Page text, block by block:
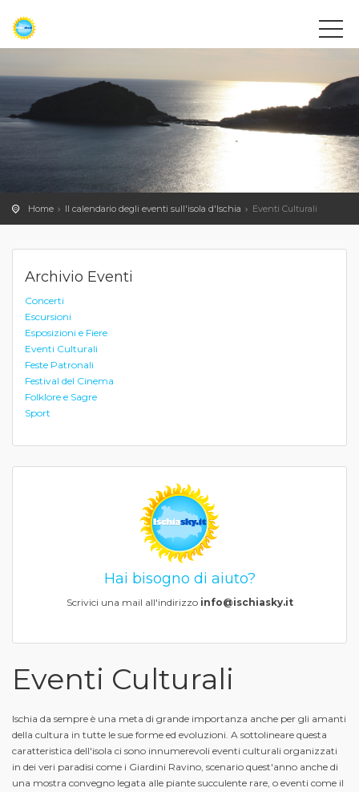
Home Il calendario degli eventi sull'isola d'Ischia Eventi Culturali
Archivio Eventi
Concerti
Escursioni
Esposizioni e Fiere
Eventi Culturali
Feste Patronali
Festival del Cinema
Folklore e Sagre
Sport
Hai bisogno di aiuto?
Scrivici una mail all'indirizzo info@ischiasky.it
Eventi Culturali
Ischia da sempre è una meta di grande importanza anche per gli amanti
della cultura in tutte le sue forme ed evoluzioni. A sottolineare questa
caratteristica dell'isola ci sono innumerevoli eventi culturali organizzati
in dei veri paradisi come i Giardini Ravino, scenario quest'anno anche di
una mostra convegno legata alle piante succulente rare, o eventi come il